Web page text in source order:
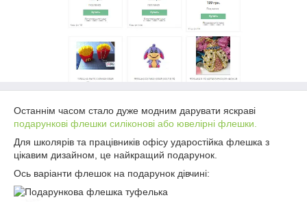
Останнім часом стало дуже модним дарувати яскраві
подарункові флешки силіконові або ювелірні флешки.
Для школярів та працівників офісу ударостійка флешка з
цікавим дизайном, це найкращий подарунок.
Ось варіанти флешок на подарунок дівчині: